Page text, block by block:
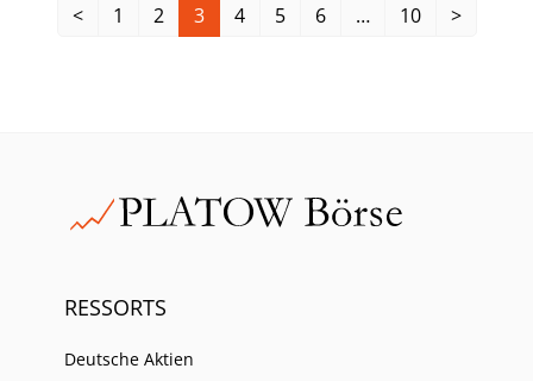
< 1 2 3 4 5 6 … 10 >
RESSORTS
Deutsche Aktien